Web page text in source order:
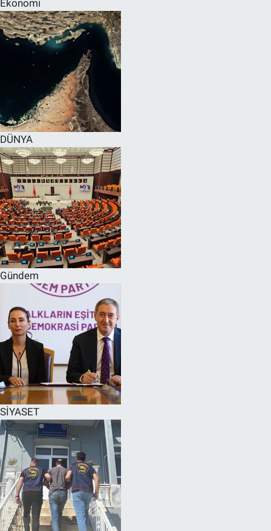
Ekonomi
DÜNYA
Gündem
SİYASET
SPOR
RESMİ İLANLAR